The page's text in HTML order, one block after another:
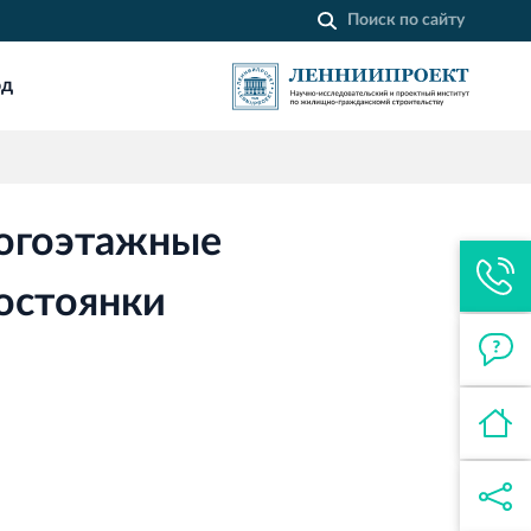
Строительная система ROSSTRO‐
Торговый комплекс НОРД
Современный торговый комплекс